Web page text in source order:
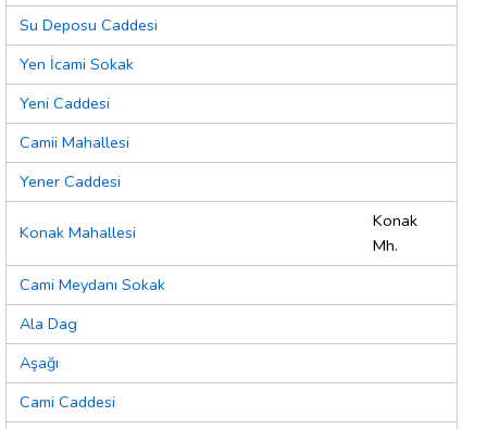
Su Deposu Caddesi
Yen İcami Sokak
Yeni Caddesi
Camii Mahallesi
Yener Caddesi
Konak Mahallesi
Konak
Mh.
Cami Meydanı Sokak
Ala Dag
Aşağı
Cami Caddesi